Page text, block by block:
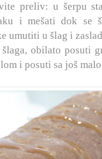
preliv: u šerpu
i mešati dok
umutiti u šlag i
ga, obilato posuti
i posuti sa još